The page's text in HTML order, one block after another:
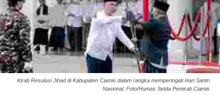
Kirab Resulusi Jihad di Kabupaten Ciamis dalam rangka memperingati Hari Santri
Nasional. Foto/Humas Setda Pemkab Ciamis